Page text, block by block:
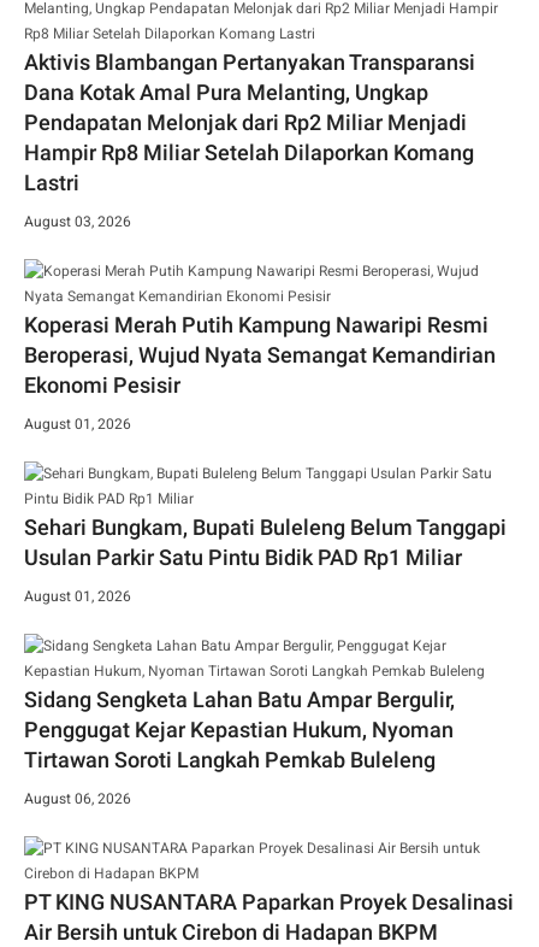
Aktivis Blambangan Pertanyakan Transparansi
Dana Kotak Amal Pura Melanting, Ungkap
Pendapatan Melonjak dari Rp2 Miliar Menjadi
Hampir Rp8 Miliar Setelah Dilaporkan Komang
Lastri
August 03, 2026
Koperasi Merah Putih Kampung Nawaripi Resmi
Beroperasi, Wujud Nyata Semangat Kemandirian
Ekonomi Pesisir
August 01, 2026
Sehari Bungkam, Bupati Buleleng Belum Tanggapi
Usulan Parkir Satu Pintu Bidik PAD Rp1 Miliar
August 01, 2026
Sidang Sengketa Lahan Batu Ampar Bergulir,
Penggugat Kejar Kepastian Hukum, Nyoman
Tirtawan Soroti Langkah Pemkab Buleleng
August 06, 2026
PT KING NUSANTARA Paparkan Proyek Desalinasi
Air Bersih untuk Cirebon di Hadapan BKPM